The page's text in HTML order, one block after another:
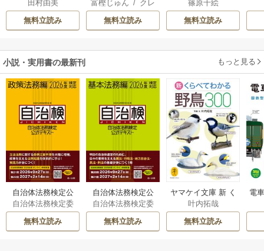
れ
田村由美
無料立読み
富樫じゅん / クレ
ハ
無料立読み
り
篠原千絵
無料立読み
小説・実用書の最新刊 もっと見る
自治体法務検定公
式テキスト 政策
法務編 ２０２６
年度検定対応 1巻
自治体法務検定委
員会
無料立読み
自治体法務検定公
式テキスト 基本
法務編 ２０２６
年度検定対応 1巻
自治体法務検定委
員会
無料立読み
ヤマケイ文庫 新 く
らべてわかる野鳥3
00 1巻
叶内拓哉
無料立読み
電